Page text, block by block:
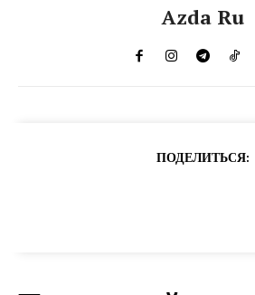
Azda Ru
ПОДЕЛИТЬСЯ: